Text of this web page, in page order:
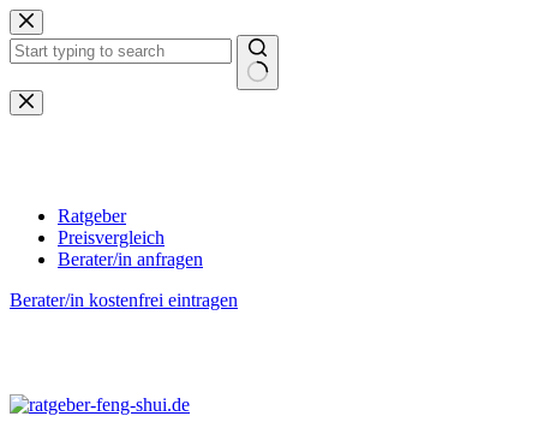
Zum
Inhalt
springen
Keine
Ergebnisse
Ratgeber
Preisvergleich
Berater/in anfragen
Berater/in kostenfrei eintragen